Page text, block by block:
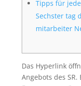
Tipps für
Sechster tag
mitarbeiter
Das Hyperlink
Angebots des